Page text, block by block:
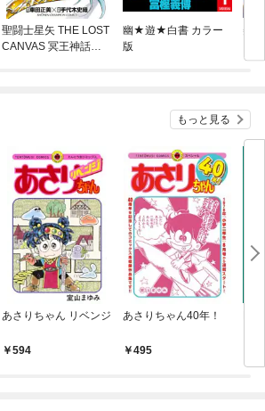
聖闘士星矢 THE LOST
CANVAS 冥王神話外
幽★遊★白書 カラー
版
美
もっと見る
あさりちゃん リベンジ
594
あさりちゃん40年！
495